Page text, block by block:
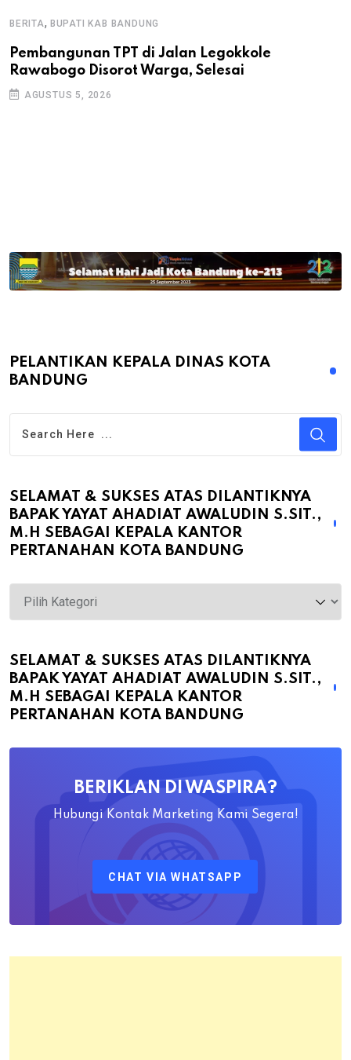
BERITA, BUPATI KAB BANDUNG
Pembangunan TPT di Jalan Legokkole
Rawabogo Disorot Warga, Selesai
AGUSTUS 5, 2026
PELANTIKAN KEPALA DINAS KOTA
BANDUNG
SELAMAT & SUKSES ATAS DILANTIKNYA
BAPAK YAYAT AHADIAT AWALUDIN S.SIT.,
M.H SEBAGAI KEPALA KANTOR
PERTANAHAN KOTA BANDUNG
atas
Dilantiknya
Bapak
Ahadiat
Pertanahan
Kota
SELAMAT & SUKSES ATAS DILANTIKNYA
BAPAK YAYAT AHADIAT AWALUDIN S.SIT.,
M.H SEBAGAI KEPALA KANTOR
PERTANAHAN KOTA BANDUNG
BERIKLAN DI WASPIRA?
Hubungi Kontak Marketing Kami Segera!
CHAT VIA WHATSAPP